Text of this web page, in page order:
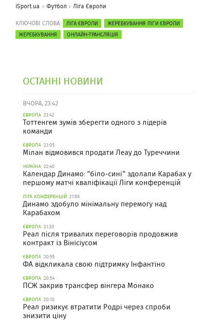
iSport.ua Футбол Ліга Європи
КЛЮЧОВІ СЛОВА: ЛІГА ЄВРОПИ
ЖЕРЕБКУВАННЯ ЛІГИ ЄВРОПИ
ЖЕРЕБКУВАННЯ
ОНЛАЙН-ТРАНСЛЯЦІЯ
ОСТАННІ НОВИНИ
ВЧОРА, 23:42
ЄВРОПА 23:42
Тоттенгем зумів зберегти одного з лідерів
команди
ЄВРОПА 23:05
Мілан відмовився продати Леау до Туреччини
УКРАЇНА 22:40
Календар Динамо: "біло-сині" здолали Карабах у
першому матчі кваліфікації Ліги конференцій
ЛІГА КОНФЕРЕНЦІЙ 21:58
Динамо здобуло мінімальну перемогу над
Карабахом
ЄВРОПА 21:30
Реал після тривалих переговорів продовжив
контракт із Вінісіусом
ЄВРОПА 20:55
ФА відкликала свою підтримку Інфантіно
ЄВРОПА 20:54
ПСЖ закрив трансфер вінгера Монако
ЄВРОПА 20:10
Реал ризикує втратити Родрі через спроби
знизити ціну